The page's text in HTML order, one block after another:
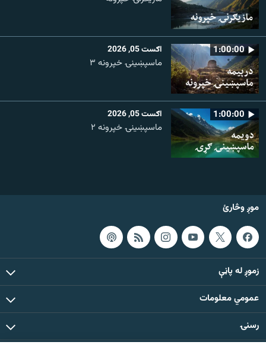
1:00:00 اګست 05, 2026
ماسپښینۍ خپرونه ۳
1:00:00 اګست 05, 2026
ماسپښينۍ خپرونه ۲
موږ وڅارئ
زموږ له پاڼې
عمومي معلومات
رسنۍ